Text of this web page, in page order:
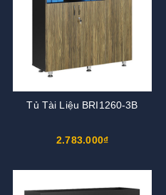
Tủ Tài Liệu BRI1260-3B
2.783.000₫